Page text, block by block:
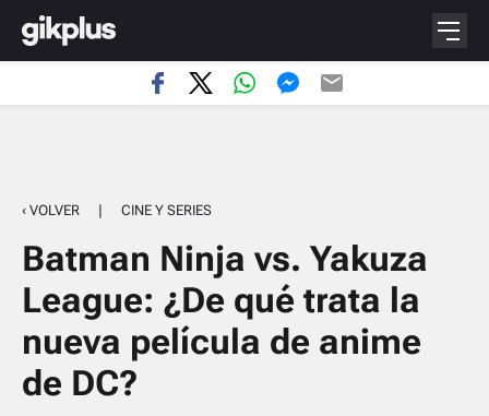
‹ VOLVER | CINE Y SERIES
Batman Ninja vs. Yakuza
League: ¿De qué trata la
nueva película de anime
de DC?